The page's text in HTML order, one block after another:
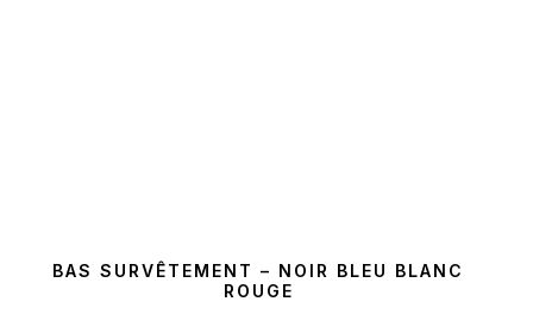
BAS SURVÊTEMENT – NOIR BLEU BLANC
ROUGE